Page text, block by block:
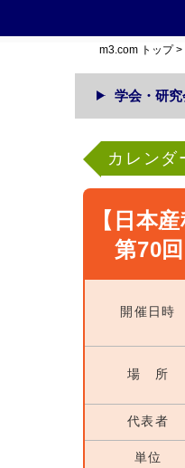
m3.com トップ>
学会・研
カレンダ
【日本
第70
開催日時
場 所
代表者
単位